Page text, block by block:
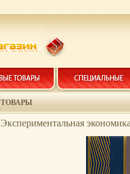
ТОВАРЫ
Экспериментальная